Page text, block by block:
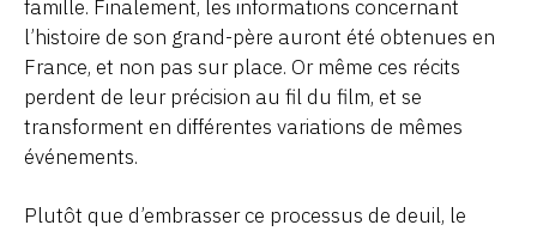
famille. Finalement, les informations concernant
l’histoire de son grand-père auront été obtenues en
France, et non pas sur place. Or même ces récits
perdent de leur précision au fil du film, et se
transforment en différentes variations de mêmes
événements.
Plutôt que d’embrasser ce processus de deuil, le